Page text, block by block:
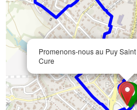
Promenons-nous au Puy
Cure